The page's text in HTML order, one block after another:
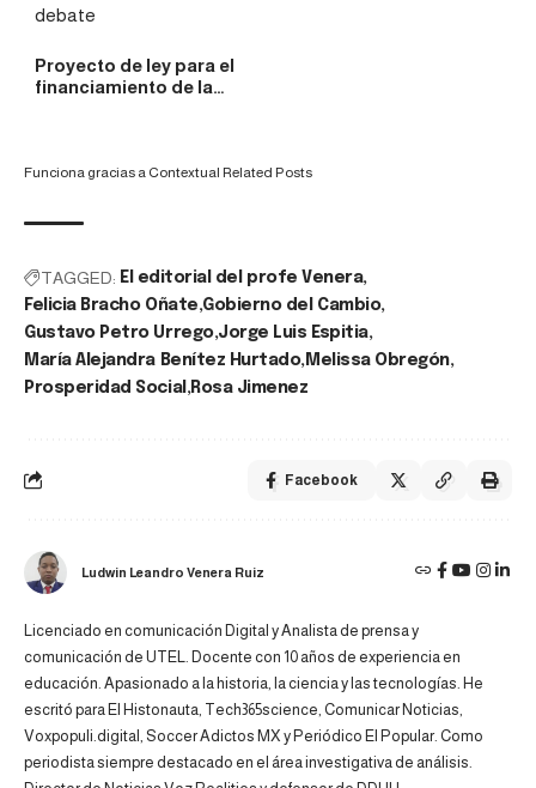
Proyecto de ley para el
financiamiento de la…
Funciona gracias a Contextual Related Posts
TAGGED: El editorial del profe Venera
Felicia Bracho Oñate Gobierno del Cambio
Gustavo Petro Urrego Jorge Luis Espitia
María Alejandra Benítez Hurtado Melissa Obregón
Prosperidad Social Rosa Jimenez
Facebook
Ludwin Leandro Venera Ruiz
Licenciado en comunicación Digital y Analista de prensa y
comunicación de UTEL. Docente con 10 años de experiencia en
educación. Apasionado a la historia, la ciencia y las tecnologías. He
escritó para El Histonauta, Tech365science, Comunicar Noticias,
Voxpopuli.digital, Soccer Adictos MX y Periódico El Popular. Como
periodista siempre destacado en el área investigativa de análisis.